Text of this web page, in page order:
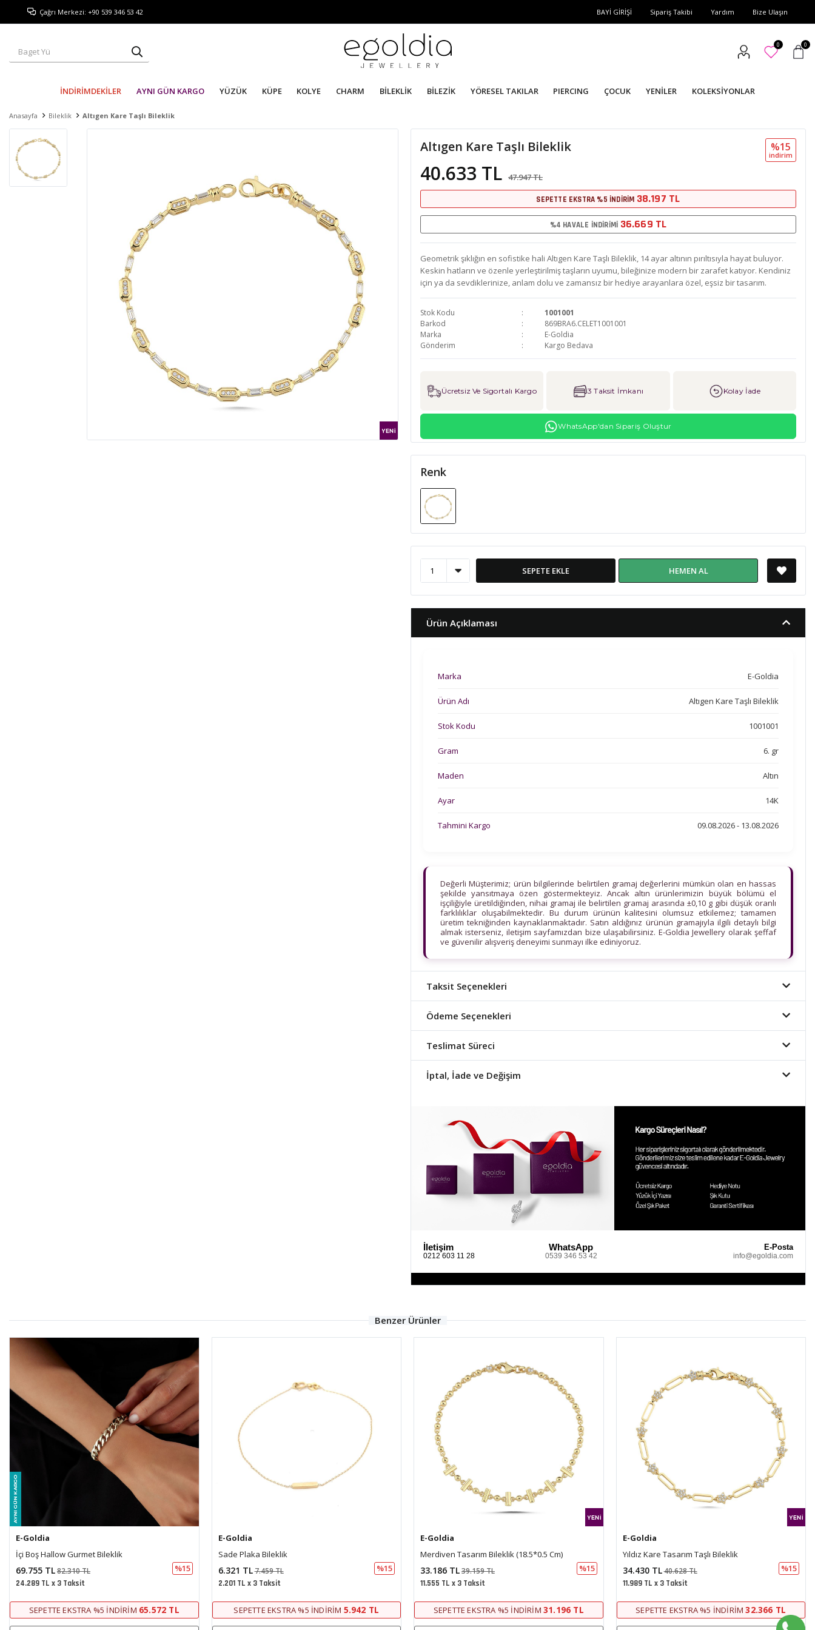
Çağrı Merkezi: +90 539 346 53 42 BAYİ GİRİŞİ Sipariş Takibi Yardım Bize Ulaşın
0 0
İNDİRİMDEKİLER AYNI GÜN KARGO YÜZÜK KÜPE KOLYE CHARM BİLEKLİK BİLEZİK YÖRESEL TAKILAR PIERCING ÇOCUK YENİLER KOLEKSİYONLAR
Anasayfa Bileklik Altıgen Kare Taşlı Bileklik
Altıgen Kare Taşlı Bileklik
40.633 TL 47.947 TL
%15
i̇ndi̇ri̇m
SEPETTE EKSTRA %5 İNDİRİM 38.197 TL
%4 HAVALE İNDİRİMİ 36.669 TL
Geometrik şıklığın en sofistike hali Altıgen Kare Taşlı Bileklik, 14 ayar altının pırıltısıyla hayat buluyor.
Keskin hatların ve özenle yerleştirilmiş taşların uyumu, bileğinize modern bir zarafet katıyor. Kendiniz
için ya da sevdiklerinize, anlam dolu ve zamansız bir hediye arayanlara özel, eşsiz bir tasarım.
Stok Kodu
1001001
Barkod
869BRA6.CELET1001001
Marka
E-Goldia
Gönderim
Kargo Bedava
Ücretsiz Ve Sigortalı Kargo 3 Taksit İmkanı Kolay İade
WhatsApp'dan Sipariş Oluştur
Renk
SEPETE EKLE HEMEN AL
Ürün Açıklaması
Marka E-Goldia
Ürün Adı Altıgen Kare Taşlı Bileklik
Stok Kodu 1001001
Gram 6. gr
Maden Altın
Ayar 14K
Tahmini Kargo 09.08.2026 - 13.08.2026
Değerli Müşterimiz; ürün bilgilerinde belirtilen gramaj değerlerini mümkün olan en hassas
şekilde yansıtmaya özen göstermekteyiz. Ancak altın ürünlerimizin büyük bölümü el
işçiliğiyle üretildiğinden, nihai gramaj ile belirtilen gramaj arasında ±0,10 g gibi düşük oranlı
farklılıklar oluşabilmektedir. Bu durum ürünün kalitesini olumsuz etkilemez; tamamen
üretim tekniğinden kaynaklanmaktadır. Satın aldığınız ürünün gramajıyla ilgili detaylı bilgi
almak isterseniz, iletişim sayfamızdan bize ulaşabilirsiniz. E-Goldia Jewellery olarak şeffaf
ve güvenilir alışveriş deneyimi sunmayı ilke ediniyoruz.
Taksit Seçenekleri
Ödeme Seçenekleri
Teslimat Süreci
İptal, İade ve Değişim
İletişim
0212 603 11 28
WhatsApp
0539 346 53 42
E-Posta
info@egoldia.com
Benzer Ürünler
E-Goldia
Sade Plaka Bileklik
6.321 TL7.459 TL %15
2.201 TL x 3 Taksit
SEPETTE EKSTRA %5 İNDIRIM5.942 TL
E-Goldia
Merdiven Tasarım Bileklik (18.5*0.5 Cm)
33.186 TL39.159 TL %15
11.555 TL x 3 Taksit
SEPETTE EKSTRA %5 İNDIRIM 31.196 TL
E-Goldia
Yıldız Kare Tasarım Taşlı Bileklik
34.430 TL40.628 TL %15
11.989 TL x 3 Taksit
SEPETTE EKSTRA %5 İNDIRIM 32.366 TL
E-Goldia
İtalyan Sıralı Balıksırtı Altın Bileklik
46.610 TL55.000 TL %15
16.230 TL x 3 Taksit
SEPETTE EKSTRA %5 İNDIRIM43.816 TL